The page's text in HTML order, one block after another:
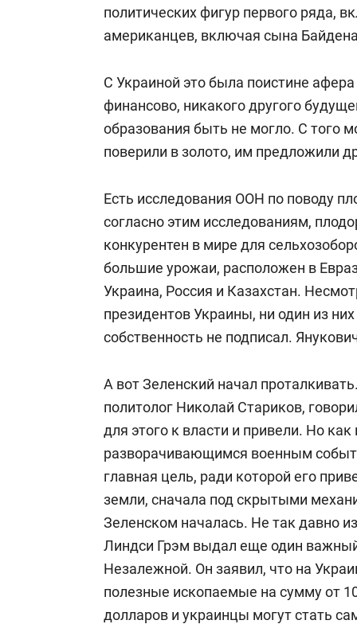
политических фигур первого ряда,
американцев, включая сына
С Украиной это была поистине
финансово, никакого другого
образования быть не могло. С того
поверили в золото, им предложили
Есть исследования ООН по поводу
согласно этим исследованиям,
конкурентен в мире для
большие урожаи, расположен в
Украина, Россия и Казахстан.
президентов Украины, ни один из
собственность не подписал.
А вот Зеленский начал
политолог Николай Стариков,
для этого к власти и привели. Но
разворачивающимся военным
главная цель, ради которой его
земли, сначала под скрытыми
Зеленском началась. Не так давно
Линдси Грэм выдал еще один
Незалежной. Он заявил, что на
полезные ископаемые на сумму от
долларов и украинцы могут стать